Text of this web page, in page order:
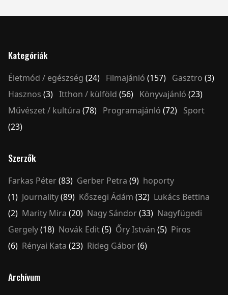
Kategóriák
Életmód / egészség (24) Filmajánló (157) Gasztro (3)
Hasznos (3) Itthon / külföld (56) Könyvajánló (23)
Művészet / kultúra (78) Programajánló (72) Sport
(23)
Szerzők
Farkas Péter(83) Gerber Petra (9) hoporty
(1) Journality(89) Kőszegi Ádám (32) Lukács Bettina
(2) Marity Mira (20) Nagy Sándor(33) Nagyfügedi
Gergely(18) Novák Edit(5) Őry István (5) Piros
(6) Rényai Kata (23) Rideg Gábor(6)
Archívum